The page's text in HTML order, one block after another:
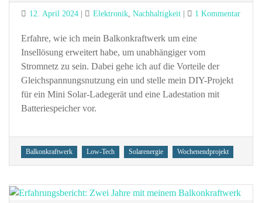
Posted
12. April 2024 Categories
Elektronik, Nachhaltigkeit 1 Kommentarzu
Erfahre, wie ich mein Balkonkraftwerk um eine
Insellösung erweitert habe, um unabhängiger vom
Stromnetz zu sein. Dabei gehe ich auf die Vorteile der
Gleichspannungsnutzung ein und stelle mein DIY-Projekt
für ein Mini Solar-Ladegerät und eine Ladestation mit
Batteriespeicher vor.
Tags
Balkonkraftwerk Low-Tech Solarenergie Wochenendprojekt